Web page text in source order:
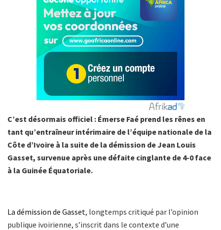
C’est désormais officiel : Émerse Faé prend les rênes en
tant qu’entraîneur intérimaire de l’équipe nationale de la
Côte d’Ivoire à la suite de la démission de Jean Louis
Gasset, survenue après une défaite cinglante de 4-0 face
à la Guinée Équatoriale.
La démission de Gasset, longtemps critiqué par l’opinion
publique ivoirienne, s’inscrit dans le contexte d’une